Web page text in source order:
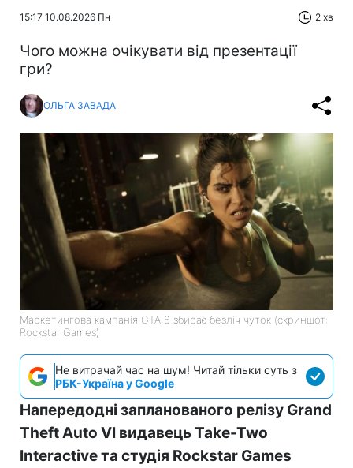
15:17 10.08.2026 Пн 2 хв
Чого можна очікувати від презентації
гри?
ОЛЬГА ЗАВАДА
Маркетингова кампанія GTA 6 збирає безліч чуток (скриншот:
Rockstar Games)
Не витрачай час на шум! Читай тільки суть з
РБК-Україна у Google
Напередодні запланованого релізу Grand
Theft Auto VI видавець Take-Two
Interactive та студія Rockstar Games